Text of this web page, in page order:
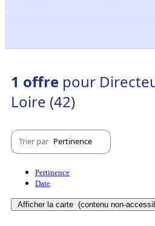
1 offre pour
Loire (42)
Trier par Pertinence
Pertinence
Date
Afficher la carte (contenu non-